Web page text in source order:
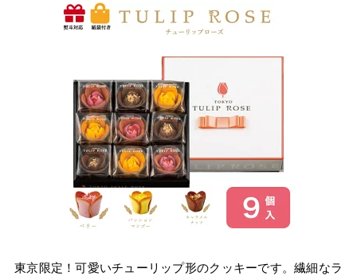
東京限定！可愛いチューリップ形のクッキーです。繊細なラ